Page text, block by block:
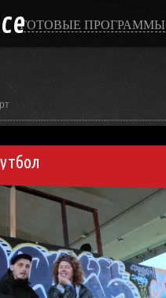
ГОТОВЫЕ ПРОГРАММЫ